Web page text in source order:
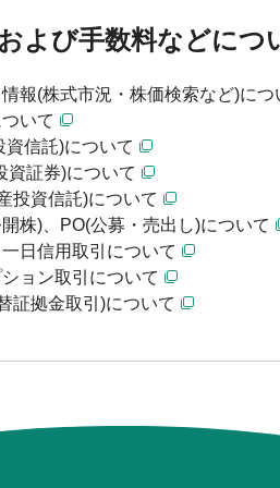
よび手数料などにつ
報(株式市況・株価検索など)につ
いて
資信託)について
資証券)について
投資信託)について
開株)、PO(公募・売出し)について
日信用取引について
ョン取引について
証拠金取引)について